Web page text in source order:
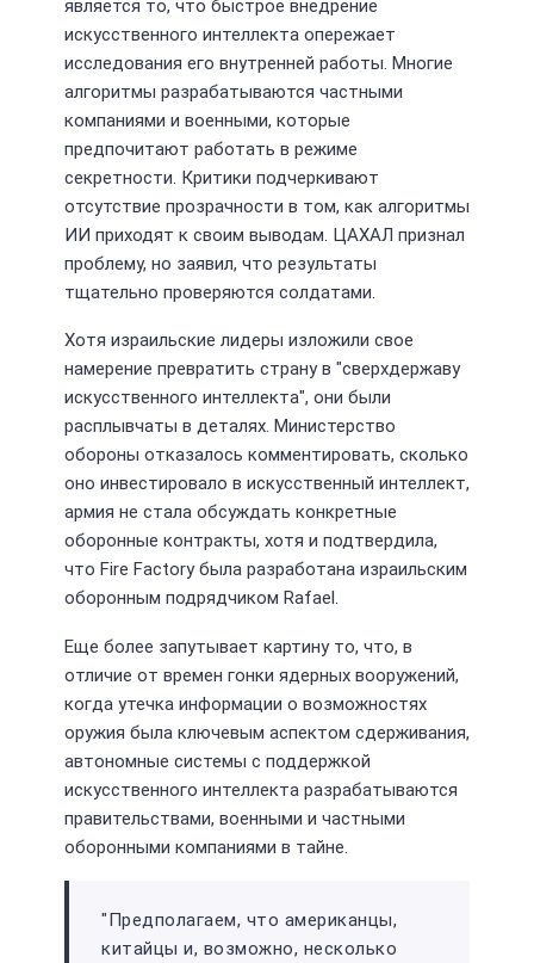
является то, что быстрое внедрение
искусственного интеллекта опережает
исследования его внутренней работы. Многие
алгоритмы разрабатываются частными
компаниями и военными, которые
предпочитают работать в режиме
секретности. Критики подчеркивают
отсутствие прозрачности в том, как алгоритмы
ИИ приходят к своим выводам. ЦАХАЛ признал
проблему, но заявил, что результаты
тщательно проверяются солдатами.
Хотя израильские лидеры изложили свое
намерение превратить страну в "сверхдержаву
искусственного интеллекта", они были
расплывчаты в деталях. Министерство
обороны отказалось комментировать, сколько
оно инвестировало в искусственный интеллект,
армия не стала обсуждать конкретные
оборонные контракты, хотя и подтвердила,
что Fire Factory была разработана израильским
оборонным подрядчиком Rafael.
Еще более запутывает картину то, что, в
отличие от времен гонки ядерных вооружений,
когда утечка информации о возможностях
оружия была ключевым аспектом сдерживания,
автономные системы с поддержкой
искусственного интеллекта разрабатываются
правительствами, военными и частными
оборонными компаниями в тайне.
"Предполагаем, что американцы,
китайцы и, возможно, несколько